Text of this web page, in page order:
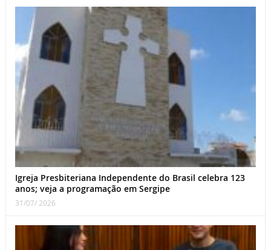
Igreja Presbiteriana Independente do Brasil celebra 123
anos; veja a programação em Sergipe
31/07/ 2026